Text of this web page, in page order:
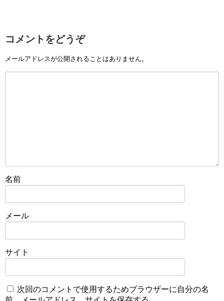
コメントをどうぞ
メールアドレスが公開されることはありません。
名前
メール
サイト
次回のコメントで使用するためブラウザーに自分の名